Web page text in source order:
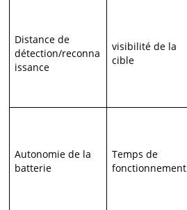
Distance de
détection/reconna
issance
visibilité de la
cible
Autonomie de la
batterie
Temps de
fonctionnement